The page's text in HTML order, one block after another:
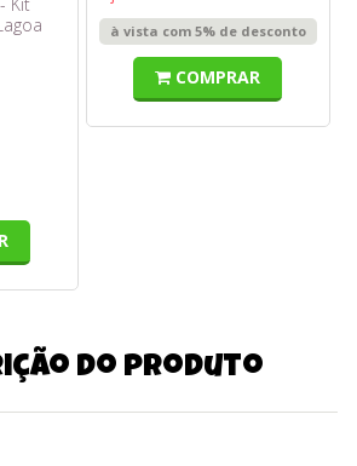
Kit
à vista com 5% de desconto
COMPRAR
do produto